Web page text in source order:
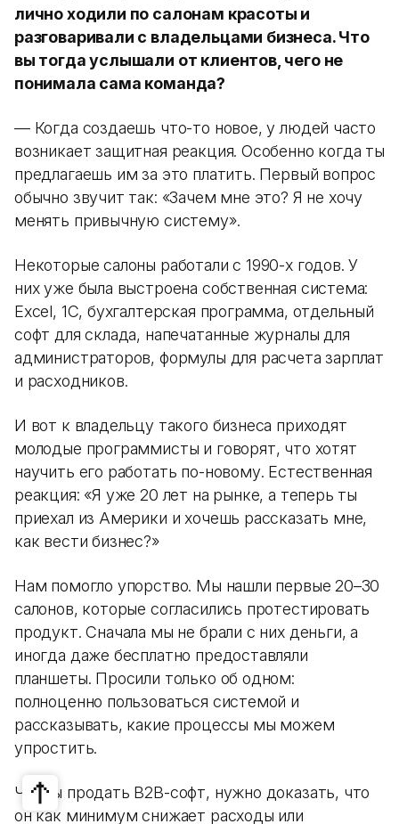
лично ходили по салонам красоты и
разговаривали с владельцами бизнеса. Что
вы тогда услышали от клиентов, чего не
понимала сама команда?
— Когда создаешь что-то новое, у людей часто
возникает защитная реакция. Особенно когда ты
предлагаешь им за это платить. Первый вопрос
обычно звучит так: «Зачем мне это? Я не хочу
менять привычную систему».
Некоторые салоны работали с 1990-х годов. У
них уже была выстроена собственная система:
Excel, 1С, бухгалтерская программа, отдельный
софт для склада, напечатанные журналы для
администраторов, формулы для расчета зарплат
и расходников.
И вот к владельцу такого бизнеса приходят
молодые программисты и говорят, что хотят
научить его работать по-новому. Естественная
реакция: «Я уже 20 лет на рынке, а теперь ты
приехал из Америки и хочешь рассказать мне,
как вести бизнес?»
Нам помогло упорство. Мы нашли первые 20–30
салонов, которые согласились протестировать
продукт. Сначала мы не брали с них деньги, а
иногда даже бесплатно предоставляли
планшеты. Просили только об одном:
полноценно пользоваться системой и
рассказывать, какие процессы мы можем
упростить.
Чтобы продать B2B-софт, нужно доказать, что
он как минимум снижает расходы или